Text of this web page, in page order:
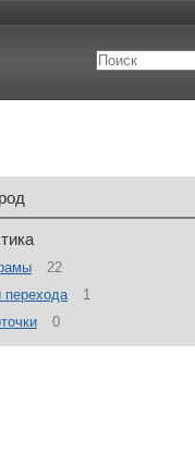
22
перехода
1
0